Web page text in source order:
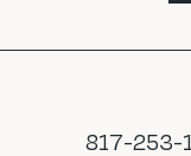
817-253-